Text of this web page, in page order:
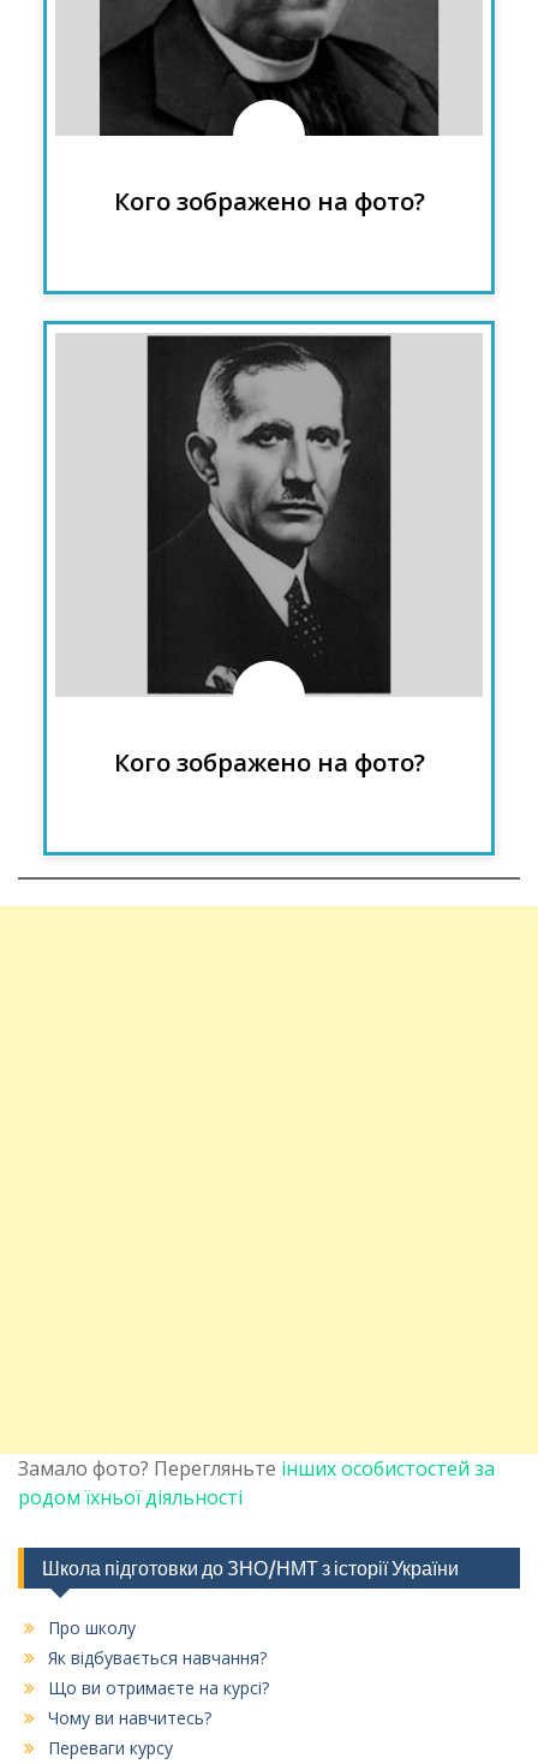
Кого зображено на фото?
очолив автономний уряд Карпатської
України, у 1939 році став президентом
Карпатської України
Кого зображено на фото?
Євген Коновалець - полковник Армії
УНР, командант УВО, засновник та
перший голова ОУН (з 1929 по 1938),
один із ідеологів українського
націоналізму
Замало фото? Перегляньте інших особистостей за
родом їхньої діяльності
Школа підготовки до ЗНО/НМТ з історії України
Про школу
Як відбувається навчання?
Що ви отримаєте на курсі?
Чому ви навчитесь?
Переваги курсу